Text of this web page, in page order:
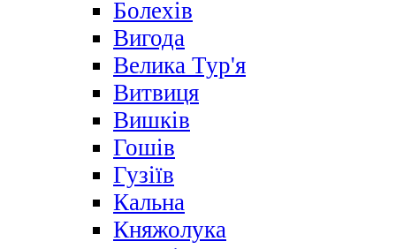
Болехів
Вигода
Велика Тур'я
Витвиця
Вишків
Гошів
Гузіїв
Кальна
Княжолука